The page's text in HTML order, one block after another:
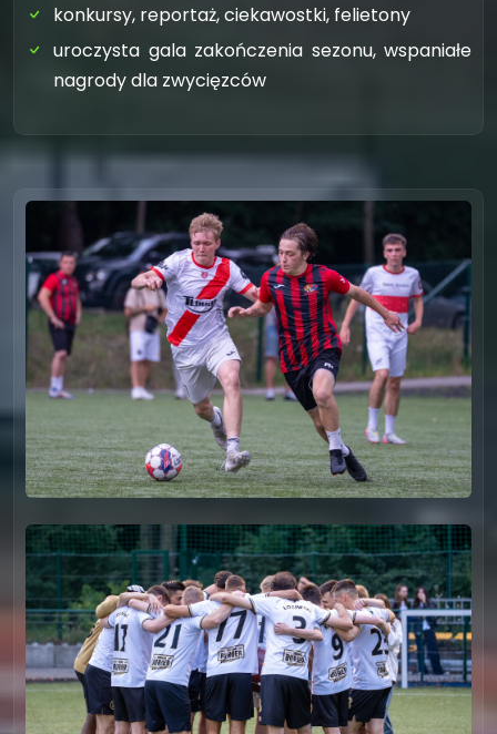
konkursy, reportaż, ciekawostki, felietony
uroczysta gala zakończenia sezonu, wspaniałe
nagrody dla zwycięzców